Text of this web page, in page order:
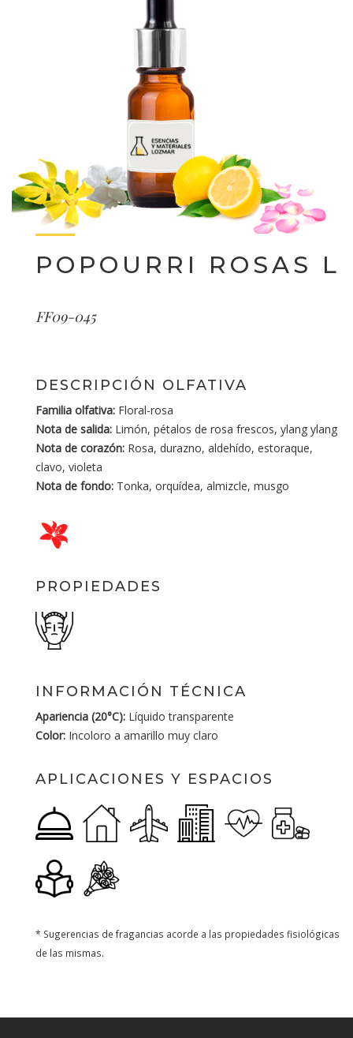
POPOURRI ROSAS L
FF09-045
DESCRIPCIÓN OLFATIVA
Familia olfativa: Floral-rosa
Nota de salida: Limón, pétalos de rosa frescos, ylang ylang
Nota de corazón: Rosa, durazno, aldehído, estoraque,
clavo, violeta
Nota de fondo: Tonka, orquídea, almizcle, musgo
PROPIEDADES
INFORMACIÓN TÉCNICA
Apariencia (20°C): Líquido transparente
Color: Incoloro a amarillo muy claro
APLICACIONES Y ESPACIOS
* Sugerencias de fragancias acorde a las propiedades fisiológicas
de las mismas.